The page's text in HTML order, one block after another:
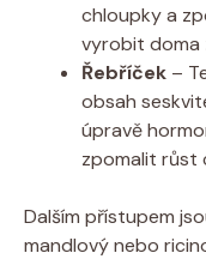
chloupky a
vyrobit doma
Řebříček –
obsah
úpravě
zpomalit růst
Dalším přístupem
mandlový nebo